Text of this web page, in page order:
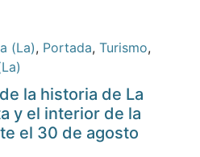
(La), Portada, Turismo,
la historia de La
y el interior de la
el 30 de agosto